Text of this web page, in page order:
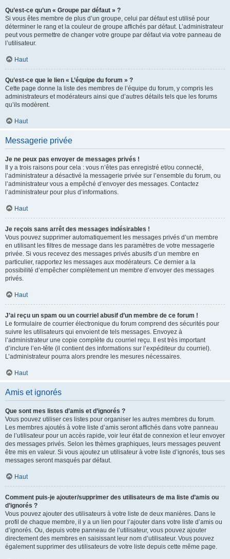
Qu’est-ce qu’un « Groupe par défaut » ?
Si vous êtes membre de plus d’un groupe, celui par défaut est utilisé pour
déterminer le rang et la couleur de groupe affichés par défaut. L’administrateur
peut vous permettre de changer votre groupe par défaut via votre panneau de
l’utilisateur.
Haut
Qu’est-ce que le lien « L’équipe du forum » ?
Cette page donne la liste des membres de l’équipe du forum, y compris les
administrateurs et modérateurs ainsi que d’autres détails tels que les forums
qu’ils modèrent.
Haut
Messagerie privée
Je ne peux pas envoyer de messages privés !
Il y a trois raisons pour cela : vous n’êtes pas enregistré et/ou connecté,
l’administrateur a désactivé la messagerie privée sur l’ensemble du forum, ou
l’administrateur vous a empêché d’envoyer des messages. Contactez
l’administrateur pour plus d’informations.
Haut
Je reçois sans arrêt des messages indésirables !
Vous pouvez supprimer automatiquement les messages privés d’un membre
en utilisant les filtres de message dans les paramètres de votre messagerie
privée. Si vous recevez des messages privés abusifs d’un membre en
particulier, rapportez les messages aux modérateurs. Ce dernier a la
possibilité d’empêcher complètement un membre d’envoyer des messages
privés.
Haut
J’ai reçu un spam ou un courriel abusif d’un membre de ce forum !
Le formulaire de courrier électronique du forum comprend des sécurités pour
suivre les utilisateurs qui envoient de tels messages. Envoyez à
l’administrateur une copie complète du courriel reçu. Il est très important
d’inclure l’en-tête (il contient des informations sur l’expéditeur du courriel).
L’administrateur pourra alors prendre les mesures nécessaires.
Haut
Amis et ignorés
Que sont mes listes d’amis et d’ignorés ?
Vous pouvez utiliser ces listes pour organiser les autres membres du forum.
Les membres ajoutés à votre liste d’amis seront affichés dans votre panneau
de l’utilisateur pour un accès rapide, voir leur état de connexion et leur envoyer
des messages privés. Selon les thèmes graphiques, leurs messages peuvent
être mis en valeur. Si vous ajoutez un utilisateur à votre liste d’ignorés, tous ses
messages seront masqués par défaut.
Haut
Comment puis-je ajouter/supprimer des utilisateurs de ma liste d’amis ou
d’ignorés ?
Vous pouvez ajouter des utilisateurs à votre liste de deux manières. Dans le
profil de chaque membre, il y a un lien pour l’ajouter dans votre liste d’amis ou
d’ignorés. Ou, depuis votre panneau de l’utilisateur, vous pouvez ajouter
directement des membres en saisissant leur nom d’utilisateur. Vous pouvez
également supprimer des utilisateurs de votre liste depuis cette même page.